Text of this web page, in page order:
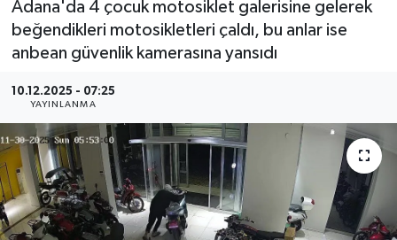
Adana'da 4 çocuk motosiklet galerisine gelerek
beğendikleri motosikletleri çaldı, bu anlar ise
anbean güvenlik kamerasına yansıdı
10.12.2025 - 07:25
YAYINLANMA
Son Dakika Haberleri
Haber Arşivi